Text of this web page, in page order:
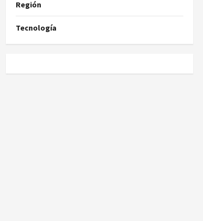
Región
Tecnología